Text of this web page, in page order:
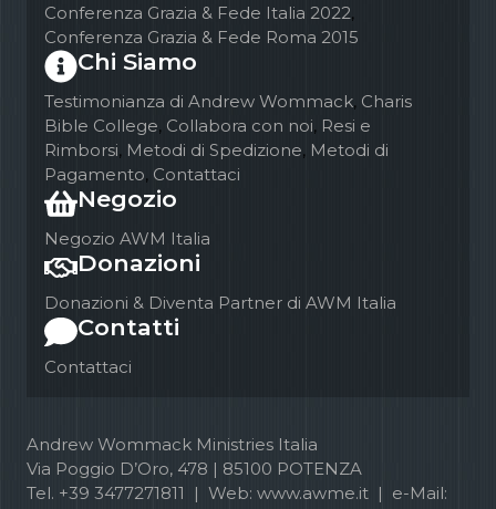
Conferenza Grazia & Fede Italia 2022,
Conferenza Grazia & Fede Roma 2015
Chi Siamo
Testimonianza di Andrew Wommack, Charis
Bible College, Collabora con noi, Resi e
Rimborsi, Metodi di Spedizione, Metodi di
Pagamento, Contattaci
Negozio
Negozio AWM Italia
Donazioni
Donazioni & Diventa Partner di AWM Italia
Contatti
Contattaci
Andrew Wommack Ministries Italia
Via Poggio D’Oro, 478 | 85100 POTENZA
Tel. +39 3477271811 | Web: www.awme.it | e-Mail: